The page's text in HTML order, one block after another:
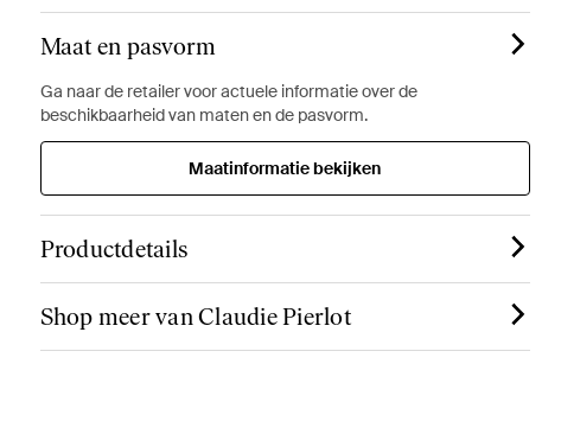
Maat en pasvorm
Ga naar de retailer voor actuele informatie over de
beschikbaarheid van maten en de pasvorm.
Maatinformatie bekijken
Productdetails
Shop meer van Claudie Pierlot